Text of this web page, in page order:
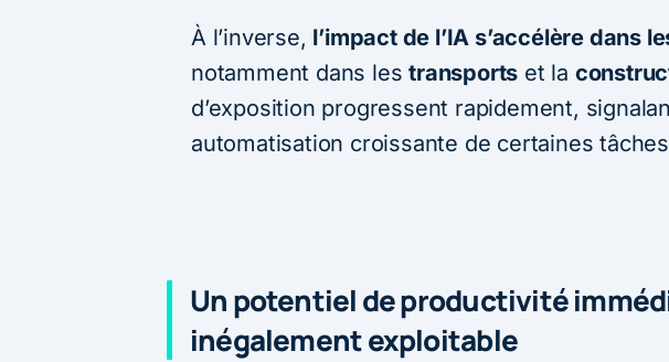
À l’inverse, l’impact de l’IA s’accélère dans
notamment dans lestransports et la
d’exposition progressent rapidement,
automatisation croissante de certaines
Un potentiel de productivité
inégalement exploitable